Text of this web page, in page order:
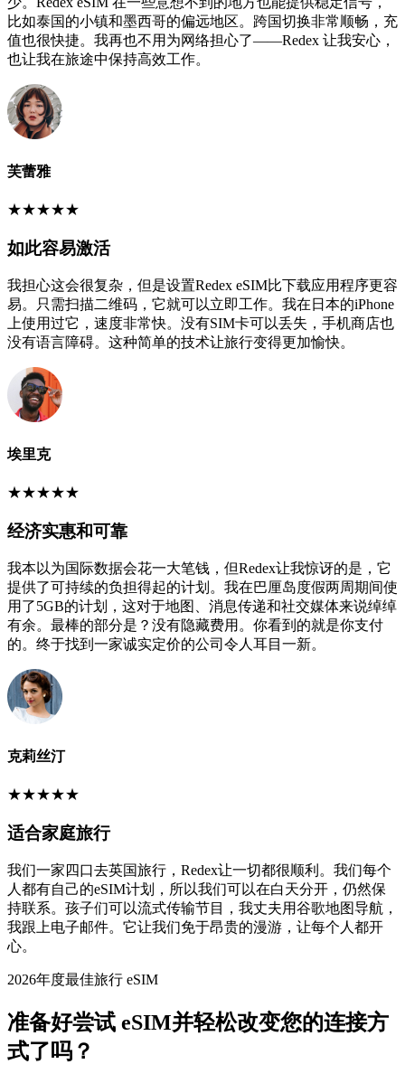
比如泰国的小镇和墨西哥的偏远地区。跨国切换非常顺畅，充
值也很快捷。我再也不用为网络担心了——Redex 让我安心，
也让我在旅途中保持高效工作。
芙蕾雅
★★★★★
如此容易激活
我担心这会很复杂，但是设置Redex eSIM比下载应用程序更容
易。只需扫描二维码，它就可以立即工作。我在日本的iPhone
上使用过它，速度非常快。没有SIM卡可以丢失，手机商店也
没有语言障碍。这种简单的技术让旅行变得更加愉快。
埃里克
★★★★★
经济实惠和可靠
我本以为国际数据会花一大笔钱，但Redex让我惊讶的是，它
提供了可持续的负担得起的计划。我在巴厘岛度假两周期间使
用了5GB的计划，这对于地图、消息传递和社交媒体来说绰绰
有余。最棒的部分是？没有隐藏费用。你看到的就是你支付
的。终于找到一家诚实定价的公司令人耳目一新。
克莉丝汀
★★★★★
适合家庭旅行
我们一家四口去英国旅行，Redex让一切都很顺利。我们每个
人都有自己的eSIM计划，所以我们可以在白天分开，仍然保
持联系。孩子们可以流式传输节目，我丈夫用谷歌地图导航，
我跟上电子邮件。它让我们免于昂贵的漫游，让每个人都开
心。
2026年度最佳旅行 eSIM
准备好尝试 eSIM并轻松改变您的连接方
式了吗？